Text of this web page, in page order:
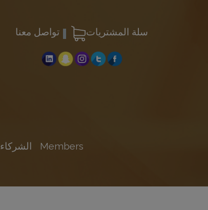
تواصل معنا سلة المشتريات
الشركاء Members